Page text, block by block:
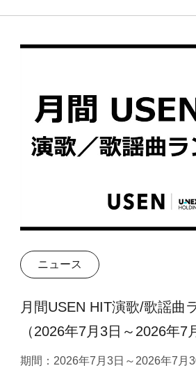
ニュース
月間USEN HIT演歌/歌謡曲
（2026年7月3日～2026年7
期間：2026年7月3日～2026年7月